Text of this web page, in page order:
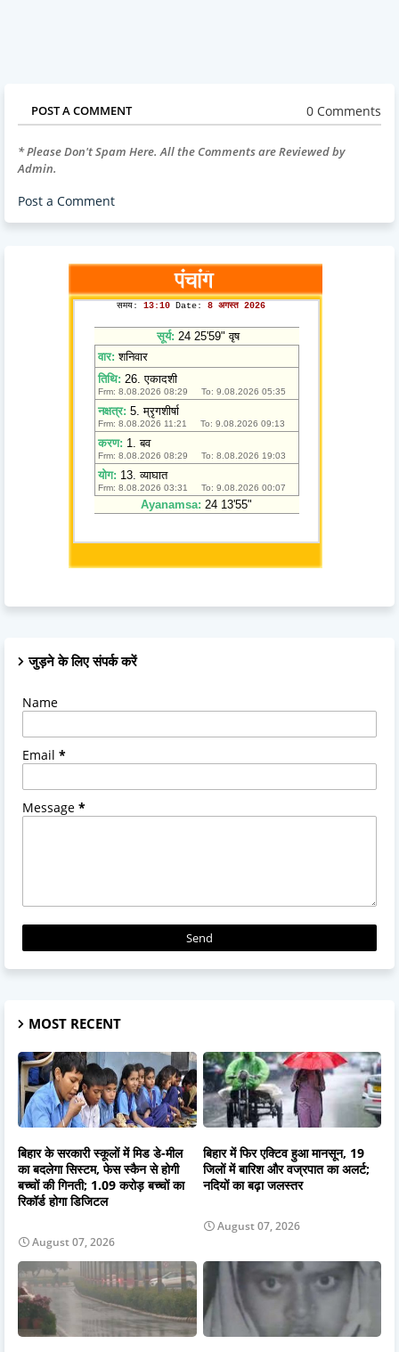
POST A COMMENT 0 Comments
* Please Don't Spam Here. All the Comments are Reviewed by
Admin.
Post a Comment
जुड़ने के लिए संपर्क करें
Name
Email *
Message *
MOST RECENT
बिहार के सरकारी स्कूलों में मिड डे-मील
का बदलेगा सिस्टम, फेस स्कैन से होगी
बच्चों की गिनती; 1.09 करोड़ बच्चों का
रिकॉर्ड होगा डिजिटल
August 07, 2026
बिहार में फिर एक्टिव हुआ मानसून, 19
जिलों में बारिश और वज्रपात का अलर्ट;
नदियों का बढ़ा जलस्तर
August 07, 2026